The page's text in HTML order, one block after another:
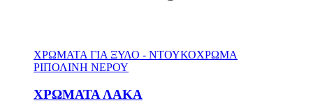
ΧΡΩΜΑΤΑ ΓΙΑ ΞΥΛΟ - ΝΤΟΥΚΟΧΡΩΜΑ
ΡΙΠΟΛΙΝΗ ΝΕΡΟΥ
ΧΡΩΜΑΤΑ ΛΑΚΑ